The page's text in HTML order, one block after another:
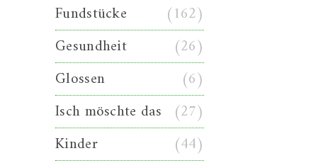
Fundstücke
(162)
Gesundheit
(26)
Glossen
(6)
Isch möschte das (27)
Kinder
(44)